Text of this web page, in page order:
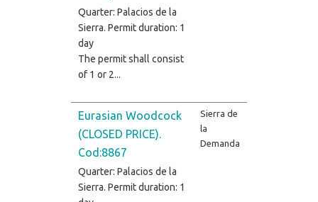
Quarter: Palacios de la
Sierra. Permit duration: 1
day
The permit shall consist
of 1 or 2...
Eurasian Woodcock
(CLOSED PRICE).
Cod:8867
Quarter: Palacios de la
Sierra. Permit duration: 1
Sierra de
la
Demanda